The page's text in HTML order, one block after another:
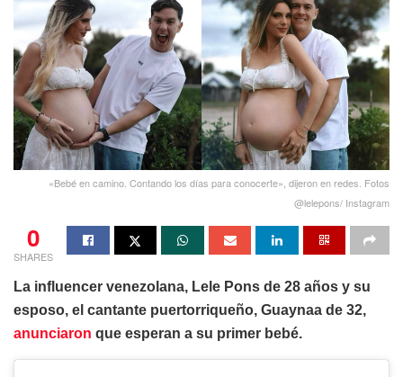
«Bebé en camino. Contando los días para conocerte», dijeron en redes. Fotos
@lelepons/ Instagram
0
SHARES
La influencer venezolana, Lele Pons de 28 años y su
esposo, el cantante puertorriqueño, Guaynaa de 32,
anunciaron que esperan a su primer bebé.